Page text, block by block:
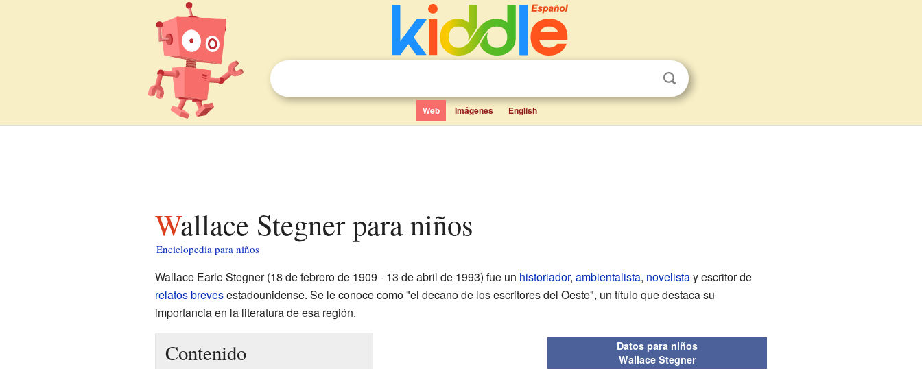
Web Imágenes English
Wallace Stegner para niños
Enciclopedia para niños
Wallace Earle Stegner (18 de febrero de 1909 - 13 de abril de 1993) fue un historiador, ambientalista, novelistay escritor de
relatos brevesestadounidense. Se le conoce como "el decano de los escritores del Oeste", un título que destaca su
importancia en la literatura de esa región.
Datos para niños
Wallace Stegner
Contenido